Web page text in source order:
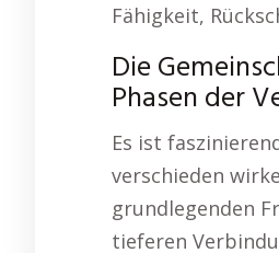
Fähigkeit,
Die
Phasen der
Es ist
verschieden
grundlegenden
tieferen